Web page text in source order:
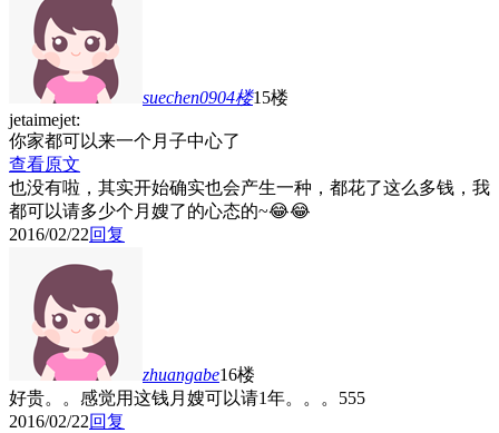
suechen0904楼15楼
jetaimejet:
你家都可以来一个月子中心了
查看原文
也没有啦，其实开始确实也会产生一种，都花了这么多钱，我
都可以请多少个月嫂了的心态的~😂😂
2016/02/22回复
zhuangabe16楼
好贵。。感觉用这钱月嫂可以请1年。。。555
2016/02/22回复